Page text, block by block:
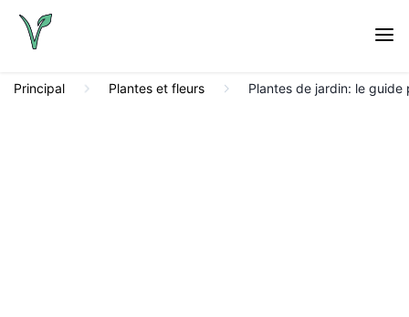
Principal Plantes et fleurs Plantes de jardin: le